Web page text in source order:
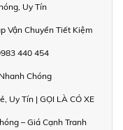
Uy Tín
Vận Chuyển Tiết Kiệm
440 454
Chóng
Uy Tín | GỌI LÀ CÓ XE
– Giá Cạnh Tranh